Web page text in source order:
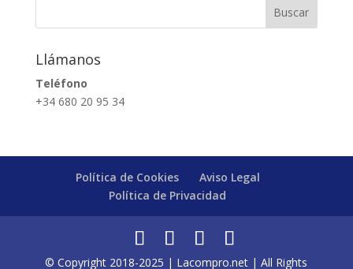
Llámanos
Teléfono
+34 680 20 95 34
Política de Cookies
Aviso Legal
Política de Privacidad
© Copyright 2018-2025 | Lacompro.net | All Rights